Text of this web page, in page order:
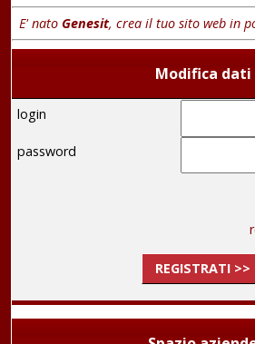
E' nato Genesit, crea il tuo sito web in
Modifica dati
login
password
REGISTRATI >>